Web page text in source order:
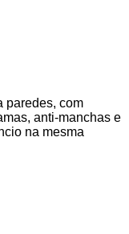
paredes, com
anti-manchas e
na mesma